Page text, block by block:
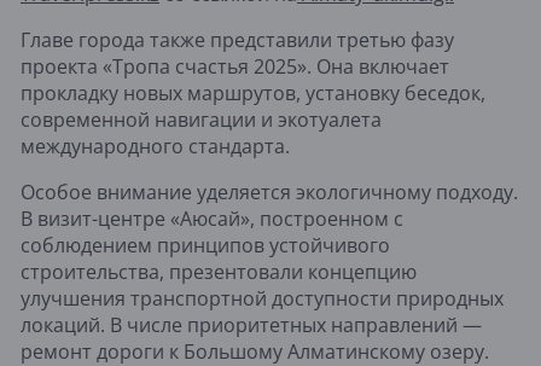
Главе города также представили третью фазу
проекта «Тропа счастья 2025». Она включает
прокладку новых маршрутов, установку беседок,
современной навигации и экотуалета
международного стандарта.
Особое внимание уделяется экологичному подходу.
В визит-центре «Аюсай», построенном с
соблюдением принципов устойчивого
строительства, презентовали концепцию
улучшения транспортной доступности природных
локаций. В числе приоритетных направлений —
ремонт дороги к Большому Алматинскому озеру.